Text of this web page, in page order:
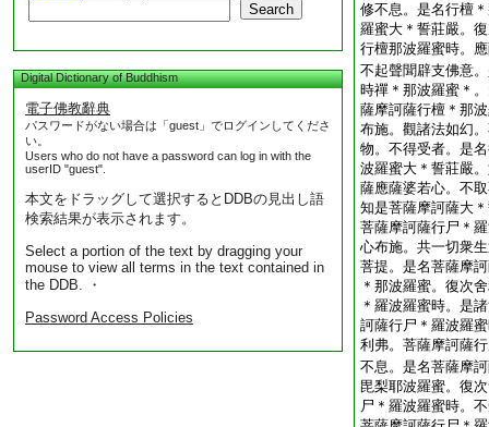
Search
Digital Dictionary of Buddhism
電子佛教辭典
パスワードがない場合は「guest」でログインしてくださ
い。
Users who do not have a password can log in with the
userID "guest".
本文をドラッグして選択するとDDBの見出し語
検索結果が表示されます。
Select a portion of the text by dragging your
mouse to view all terms in the text contained in
the DDB. ・
Password Access Policies
修不息。是名行檀
羅蜜大＊誓莊嚴。
行檀那波羅蜜時。
不起聲聞辟支佛意
時禪＊那波羅蜜＊
薩摩訶薩行檀＊那
布施。觀諸法如幻
物。不得受者。是
波羅蜜大＊誓莊嚴
薩應薩婆若心。不
知是菩薩摩訶薩大
菩薩摩訶薩行尸＊
心布施。共一切衆
菩提。是名菩薩摩
＊那波羅蜜。復次
＊羅波羅蜜時。是
訶薩行尸＊羅波羅
利弗。菩薩摩訶薩
不息。是名菩薩摩
毘梨耶波羅蜜。復
尸＊羅波羅蜜時。